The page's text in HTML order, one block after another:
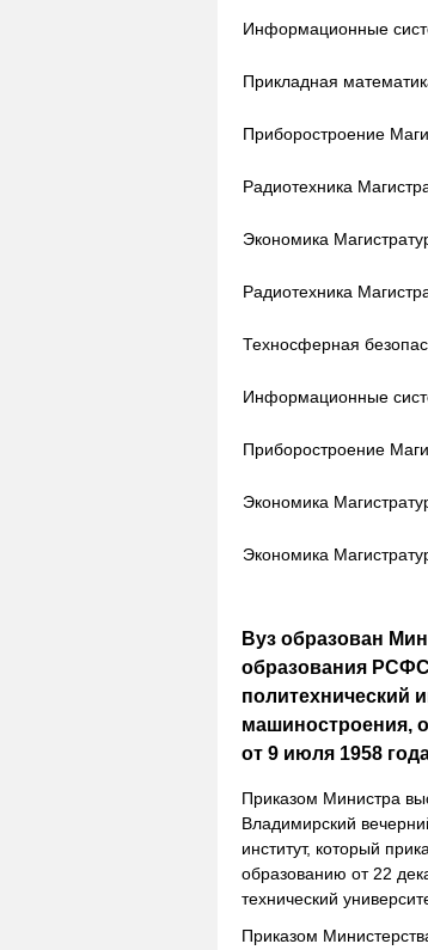
Информационные
Прикладная
Приборостроение
Радиотехника
Экономика
Радиотехника
Техносферная
Информационные
Приборостроение
Экономика
Экономика
Вуз образован
образования
политехнический
машиностроения,
от 9 июля 1958
Приказом Министра
Владимирский
институт, который
образованию от 22
технический
Приказом